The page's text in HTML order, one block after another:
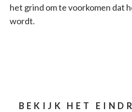
het grind om te voorkomen dat
wordt.
BEKIJK HET